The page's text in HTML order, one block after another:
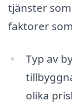
tjänster
faktorer
Typ av
olika